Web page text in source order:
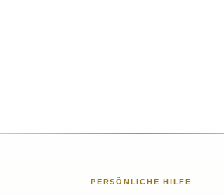
PERSÖNLICHE HILFE